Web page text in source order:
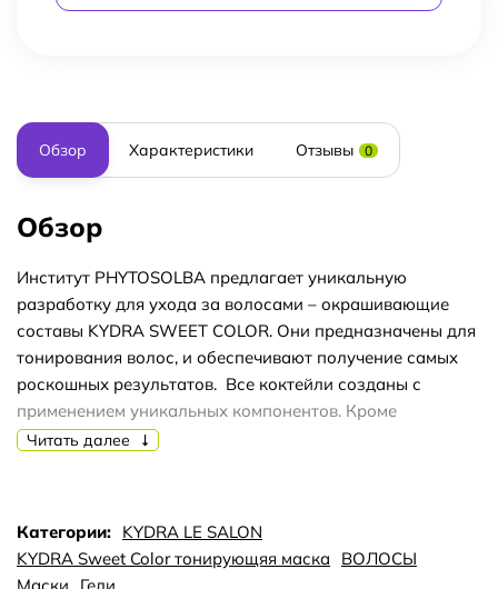
Обзор Характеристики Отзывы 0
Обзор
Институт PHYTOSOLBA предлагает уникальную
разработку для ухода за волосами – окрашивающие
составы KYDRA SWEET COLOR. Они предназначены для
тонирования волос, и обеспечивают получение самых
роскошных результатов. Все коктейли созданы с
применением уникальных компонентов. Кроме
окрашивания, они обеспечивают питание, укрепление,
присутствуют пигменты, компоненты для питания волос,
увлажнения, восстановления структуры всех слоев.
Читать далее
Категории: KYDRA LE SALON
KYDRA Sweet Color тонирующяя маска
ВОЛОСЫ